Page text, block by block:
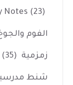
Notes (23)
الفوم
زمزمية Flask (35)
شنط